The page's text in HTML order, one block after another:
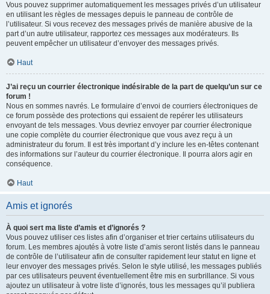
Vous pouvez supprimer automatiquement les messages privés d’un utilisateur
en utilisant les règles de messages depuis le panneau de contrôle de
l’utilisateur. Si vous recevez des messages privés de manière abusive de la
part d’un autre utilisateur, rapportez ces messages aux modérateurs. Ils
peuvent empêcher un utilisateur d’envoyer des messages privés.
Haut
J’ai reçu un courrier électronique indésirable de la part de quelqu’un sur ce
forum !
Nous en sommes navrés. Le formulaire d’envoi de courriers électroniques de
ce forum possède des protections qui essaient de repérer les utilisateurs
envoyant de tels messages. Vous devriez envoyer par courrier électronique
une copie complète du courrier électronique que vous avez reçu à un
administrateur du forum. Il est très important d’y inclure les en-têtes contenant
des informations sur l’auteur du courrier électronique. Il pourra alors agir en
conséquence.
Haut
Amis et ignorés
À quoi sert ma liste d’amis et d’ignorés ?
Vous pouvez utiliser ces listes afin d’organiser et trier certains utilisateurs du
forum. Les membres ajoutés à votre liste d’amis seront listés dans le panneau
de contrôle de l’utilisateur afin de consulter rapidement leur statut en ligne et
leur envoyer des messages privés. Selon le style utilisé, les messages publiés
par ces utilisateurs peuvent éventuellement être mis en surbrillance. Si vous
ajoutez un utilisateur à votre liste d’ignorés, tous les messages qu’il publiera